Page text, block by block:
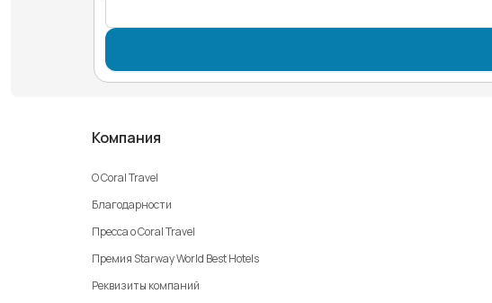
Компания
О Coral Travel
Благодарности
Пресса о Coral Travel
Премия Starway World Best Hotels
Реквизиты компаний